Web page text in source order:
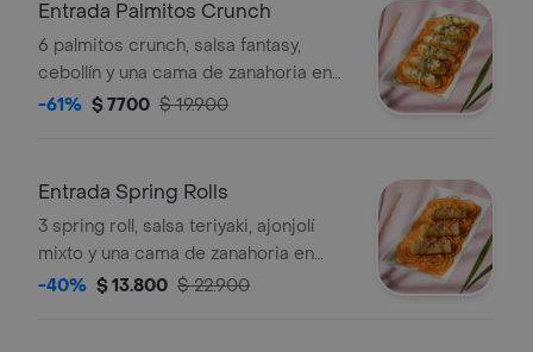
Entrada Palmitos Crunch
6 palmitos crunch, salsa fantasy,
cebollín y una cama de zanahoria en
espiral.
-61% $ 7700 $ 19.900
Entrada Spring Rolls
3 spring roll, salsa teriyaki, ajonjolí
mixto y una cama de zanahoria en
espiral.
-40% $ 13.800 $ 22.900